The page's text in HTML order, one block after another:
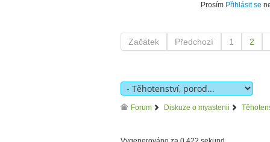
Prosím Přihlásit se
Začátek Předchozí 1 2
Forum Diskuze o myastenii